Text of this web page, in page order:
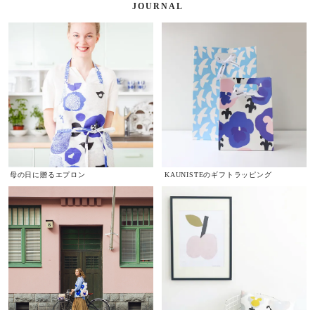
JOURNAL
母の日に贈るエプロン KAUNISTEのギフトラッピング